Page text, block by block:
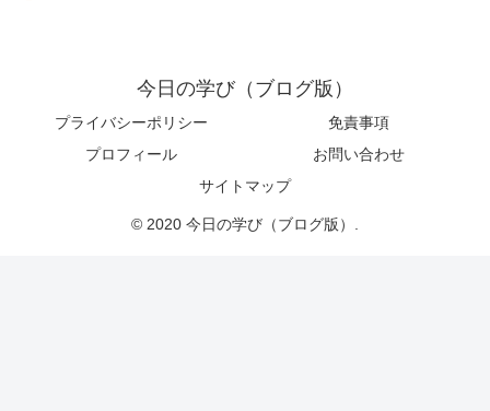
今日の学び（ブログ版）
プライバシーポリシー
免責事項
プロフィール
お問い合わせ
サイトマップ
© 2020 今日の学び（ブログ版）.